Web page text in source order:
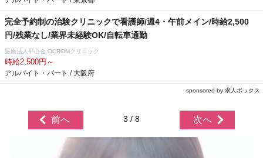
完全予約制の治験クリニックで看護師/週4・午前メイン/時給2,500
円/残業なし/業界未経験OK/自転車通勤
医療法人平心会 OCROMクリニック
時給2,500円～
アルバイト・パート / 大阪府
sponsored by 求人ボックス
前へ 3 / 8 次へ